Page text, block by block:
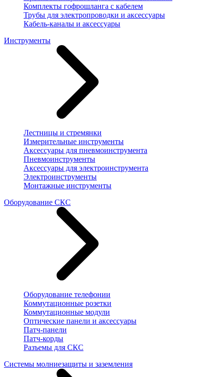
Комплекты гофрошланга с кабелем
Трубы для электропроводки и аксессуары
Кабель-каналы и аксессуары
Инструменты
Лестницы и стремянки
Измерительные инструменты
Аксессуары для пневмоинструмента
Пневмоинструменты
Аксессуары для электроинструмента
Электроинструменты
Монтажные инструменты
Оборудование СКС
Оборудование телефонии
Коммутационные розетки
Коммутационные модули
Оптические панели и аксессуары
Патч-панели
Патч-корды
Разъемы для СКС
Системы молниезащиты и заземления